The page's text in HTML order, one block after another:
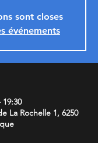
sont closes
événements
19:30
La Rochelle 1, 6250